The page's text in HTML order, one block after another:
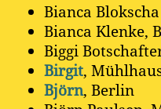
Bianca Blokscha
Bianca Klenke,
Biggi
Birgit,
Björn, Berlin